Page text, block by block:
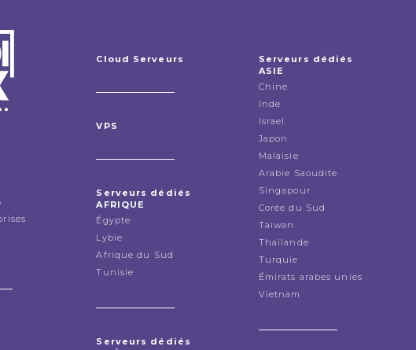
Cloud Serveurs
VPS
Serveurs dédiés
AFRIQUE
Égypte
Lybie
Afrique du Sud
Tunisie
Serveurs dédiés
Serveurs dédiés
ASIE
Chine
Inde
Israel
Japon
Malaisie
Arabie Saoudite
Singapour
Corée du Sud
Taiwan
Thailande
Turquie
Émirats arabes unies
Vietnam